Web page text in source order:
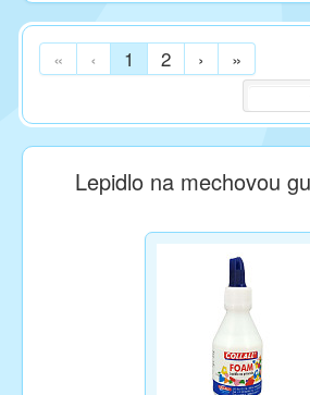
« ‹ 1 2 › »
Lepidlo na mechovou